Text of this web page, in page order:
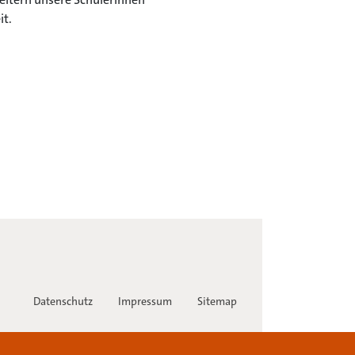
Datenschutz Impressum Sitemap